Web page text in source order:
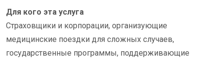
Для кого эта услуга
Страховщики и корпорации, организующие
медицинские поездки для сложных случаев,
государственные программы, поддерживающие